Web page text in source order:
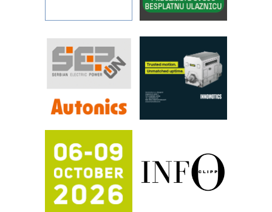
pouzdanost u transferu fluida
Filtration Group Industrial – Napredna
rešenja za filtraciju u hidrauličkim i
procesnim sistemima
RILINEX kompanije Rittal
FANUC: Najbolje za vašu pametnu
Efikasno upravljanje energijom
Automatizacija pakovanja · Display
(Shelf-Ready) omotnice
Potpuna efikasnost bez složenih
sistema